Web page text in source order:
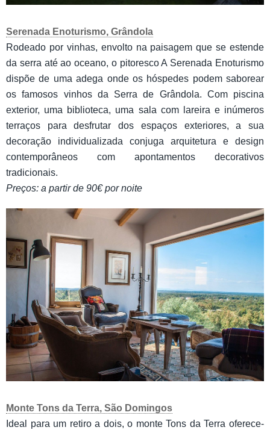
Serenada Enoturismo, Grândola
Rodeado por vinhas, envolto na paisagem que se estende
da serra até ao oceano, o pitoresco A Serenada Enoturismo
dispõe de uma adega onde os hóspedes podem saborear
os famosos vinhos da Serra de Grândola. Com piscina
exterior, uma biblioteca, uma sala com lareira e inúmeros
terraços para desfrutar dos espaços exteriores, a sua
decoração individualizada conjuga arquitetura e design
contemporâneos com apontamentos decorativos
tradicionais.
Preços: a partir de 90€ por noite
Monte Tons da Terra, São Domingos
Ideal para um retiro a dois, o monte Tons da Terra oferece-